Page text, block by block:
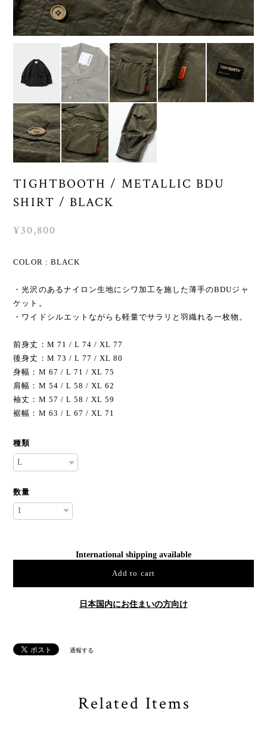
TIGHTBOOTH / METALLIC BDU
SHIRT / BLACK
¥30,800
COLOR : BLACK
・光沢のあるナイロン生地にシワ加工を施した薄手のBDUジャ
ケット。
・ワイドシルエットながらも軽量でサラリと羽織れる一枚物。
前身丈：M 71 / L 74 / XL 77
後身丈：M 73 / L 77 / XL 80
身幅：M 67 / L 71 / XL 75
肩幅：M 54 / L 58 / XL 62
袖丈：M 57 / L 58 / XL 59
裾幅：M 63 / L 67 / XL 71
種類
数量
International shipping available
Add to cart
日本国内にお住まいの方向け
通報する
Related Items